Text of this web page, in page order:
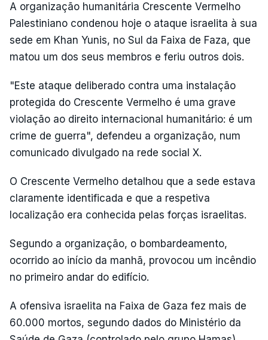
A organização humanitária Crescente Vermelho
Palestiniano condenou hoje o ataque israelita à sua
sede em Khan Yunis, no Sul da Faixa de Faza, que
matou um dos seus membros e feriu outros dois.
"Este ataque deliberado contra uma instalação
protegida do Crescente Vermelho é uma grave
violação ao direito internacional humanitário: é um
crime de guerra", defendeu a organização, num
comunicado divulgado na rede social X.
O Crescente Vermelho detalhou que a sede estava
claramente identificada e que a respetiva
localização era conhecida pelas forças israelitas.
Segundo a organização, o bombardeamento,
ocorrido ao início da manhã, provocou um incêndio
no primeiro andar do edifício.
A ofensiva israelita na Faixa de Gaza fez mais de
60.000 mortos, segundo dados do Ministério da